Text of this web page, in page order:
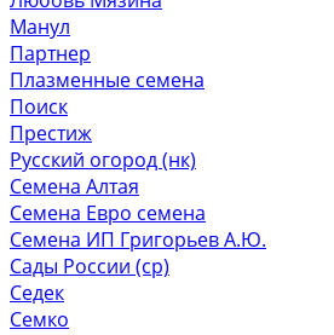
Манул
Партнер
Плазменные семена
Поиск
Престиж
Русский огород (нк)
Семена Алтая
Семена Евро семена
Семена ИП Григорьев А.Ю.
Сады России (ср)
Седек
Семко